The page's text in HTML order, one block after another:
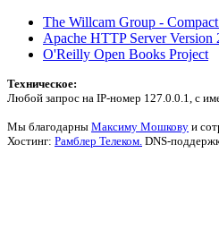
The Willcam Group -
Apache HTTP Server Version
O'Reilly Open Books Project
Техническое:
Любой запрос на IP-номер 127.0.0.1, с
Мы благодарны Максиму Мошкову и
Хостинг: Рамблер Телеком. DNS-